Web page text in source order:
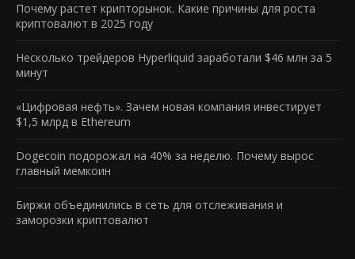
Почему растет крипторынок. Какие причины для роста
криптовалют в 2025 году
Несколько трейдеров Hyperliquid заработали $46 млн за 5
минут
«Цифровая нефть». Зачем новая компания инвестирует
$1,5 млрд в Ethereum
Dogecoin подорожал на 40% за неделю. Почему вырос
главный мемкоин
Биржи объединились в сеть для отслеживания и
заморозки криптовалют